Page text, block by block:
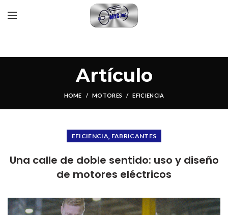
Artículo
HOME MOTORES EFICIENCIA
EFICIENCIA, FABRICANTES
Una calle de doble sentido: uso y diseño
de motores eléctricos